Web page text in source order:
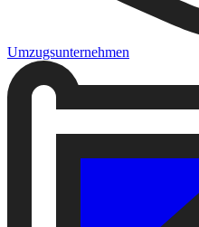
Umzugsunternehmen